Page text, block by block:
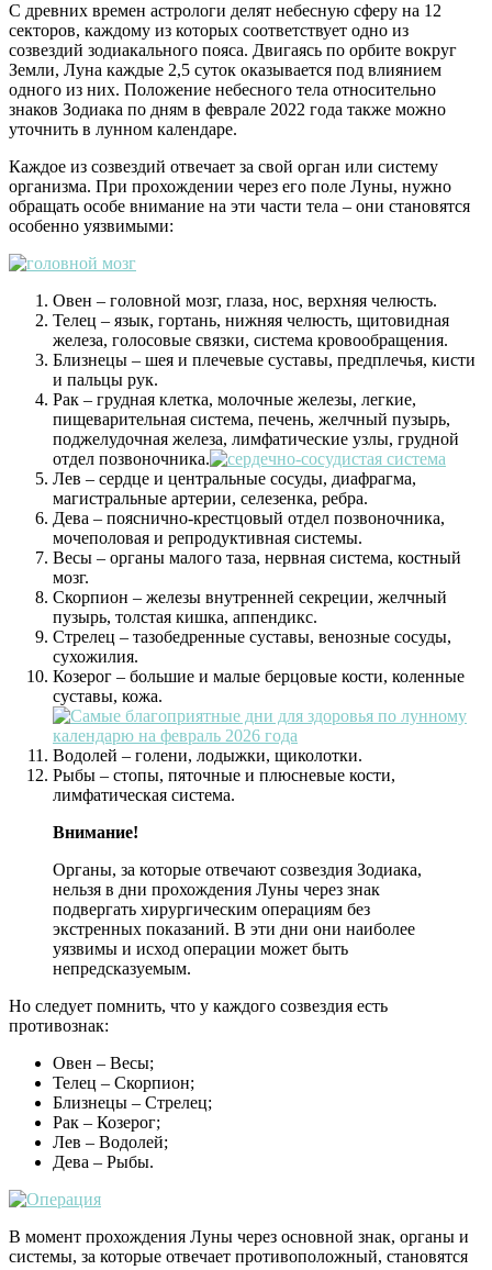
С древних времен астрологи делят небесную сферу на 12
секторов, каждому из которых соответствует одно из
созвездий зодиакального пояса. Двигаясь по орбите вокруг
Земли, Луна каждые 2,5 суток оказывается под влиянием
одного из них. Положение небесного тела относительно
знаков Зодиака по дням в феврале 2022 года также можно
уточнить в лунном календаре.
Каждое из созвездий отвечает за свой орган или систему
организма. При прохождении через его поле Луны, нужно
обращать особе внимание на эти части тела – они становятся
особенно уязвимыми:
Овен – головной мозг, глаза, нос, верхняя челюсть.
Телец – язык, гортань, нижняя челюсть, щитовидная
железа, голосовые связки, система кровообращения.
Близнецы – шея и плечевые суставы, предплечья, кисти
и пальцы рук.
Рак – грудная клетка, молочные железы, легкие,
пищеварительная система, печень, желчный пузырь,
поджелудочная железа, лимфатические узлы, грудной
отдел позвоночника.
Лев – сердце и центральные сосуды, диафрагма,
магистральные артерии, селезенка, ребра.
Дева – пояснично-крестцовый отдел позвоночника,
мочеполовая и репродуктивная системы.
Весы – органы малого таза, нервная система, костный
мозг.
Скорпион – железы внутренней секреции, желчный
пузырь, толстая кишка, аппендикс.
Стрелец – тазобедренные суставы, венозные сосуды,
сухожилия.
Козерог – большие и малые берцовые кости, коленные
суставы, кожа.
Водолей – голени, лодыжки, щиколотки.
Рыбы – стопы, пяточные и плюсневые кости,
лимфатическая система.
Внимание!
Органы, за которые отвечают созвездия Зодиака,
нельзя в дни прохождения Луны через знак
подвергать хирургическим операциям без
экстренных показаний. В эти дни они наиболее
уязвимы и исход операции может быть
непредсказуемым.
Но следует помнить, что у каждого созвездия есть
противознак:
Овен – Весы;
Телец – Скорпион;
Близнецы – Стрелец;
Рак – Козерог;
Лев – Водолей;
Дева – Рыбы.
В момент прохождения Луны через основной знак, органы и
системы, за которые отвечает противоположный, становятся